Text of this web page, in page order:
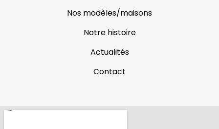
Nos modèles/maisons
Notre histoire
Actualités
Contact